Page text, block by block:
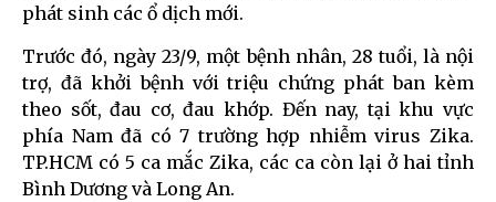
phát sinh các ổ dịch mới.
Trước đó, ngày 23/9, một bệnh nhân, 28 tuổi, là nội
trợ, đã khởi bệnh với triệu chứng phát ban kèm
theo sốt, đau cơ, đau khớp. Đến nay, tại khu vực
phía Nam đã có 7 trường hợp nhiễm virus Zika.
TP.HCM có 5 ca mắc Zika, các ca còn lại ở hai tỉnh
Bình Dương và Long An.